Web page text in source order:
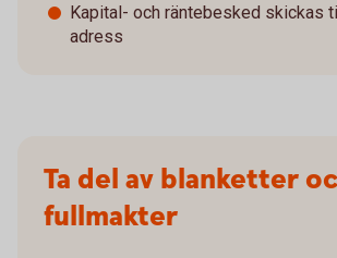
Kapital- och räntebesked skickas
adress
Ta del av blanketter
fullmakter